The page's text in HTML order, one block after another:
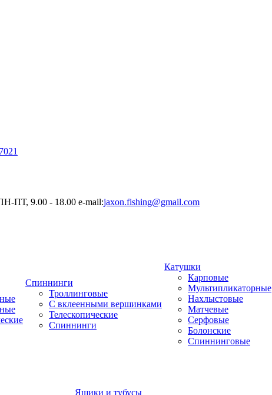
ПТ, 9.00 - 18.00 e-mail:jaxon.fishing@gmail.com
Спиннинги
Троллинговые
С вклеенными вершинками
Телескопические
Спиннинги
Катушки
Карповые
Мультипликаторные
Нахлыстовые
Матчевые
Серфовые
Болонские
Спиннинговые
Ящики и тубусы